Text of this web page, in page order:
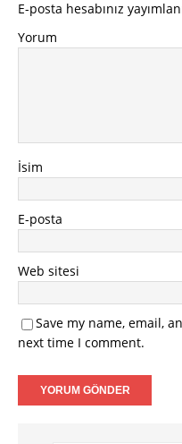
E-posta hesabınız
Yorum
İsim
E-posta
Web sitesi
Save my name, email,
next time I comment.